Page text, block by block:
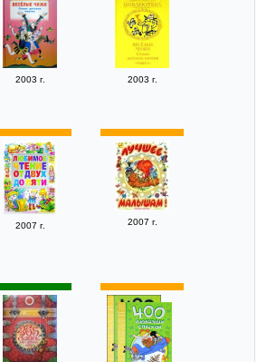
2003 г.
2003 г.
2007 г. 2007 г.